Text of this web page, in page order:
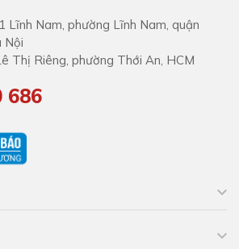
Lĩnh Nam, phường Lĩnh Nam, quận
Nội
Thị Riêng, phường Thới An, HCM
686